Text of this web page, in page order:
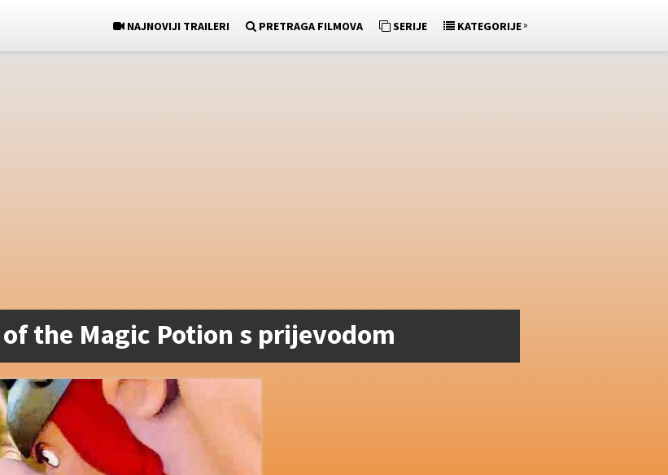
NAJNOVIJI TRAILERI PRETRAGA FILMOVA SERIJE KATEGORIJE»
the Magic Potion s prijevodom